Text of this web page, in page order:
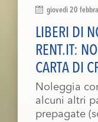
giovedì 20
LIBERI DI
RENT.IT:
CARTA DI
Noleggia
alcuni altri
prepagate